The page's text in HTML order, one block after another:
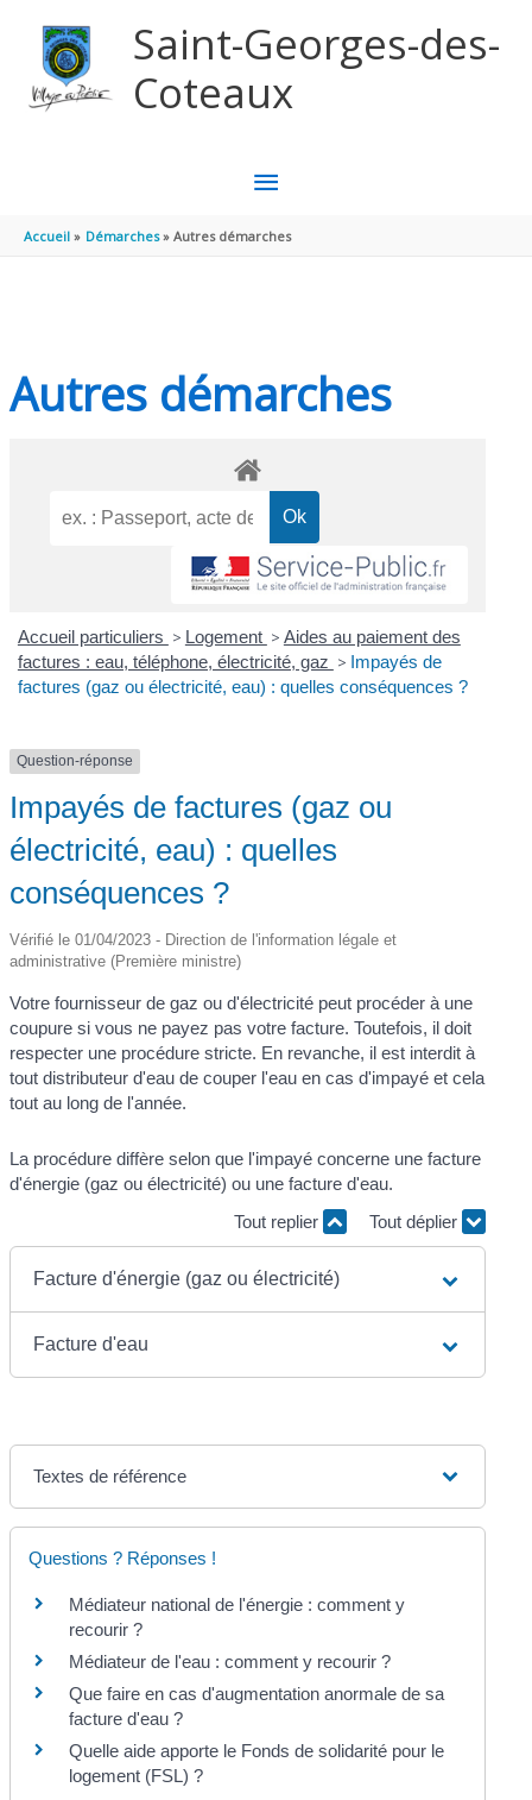
Saint-Georges-des-
Coteaux
MENU
PRINCIPAL
Accueil Démarches Autres démarches
Autres démarches
Accueil particuliers > Logement > Aides au paiement des
factures : eau, téléphone, électricité, gaz > Impayés de
factures (gaz ou électricité, eau) : quelles conséquences ?
Question-réponse
Impayés de factures (gaz ou
électricité, eau) : quelles
conséquences ?
Vérifié le 01/04/2023 - Direction de l'information légale et
administrative (Première ministre)
Votre fournisseur de gaz ou d'électricité peut procéder à une
coupure si vous ne payez pas votre facture. Toutefois, il doit
respecter une procédure stricte. En revanche, il est interdit à
tout distributeur d'eau de couper l'eau en cas d'impayé et cela
tout au long de l'année.
La procédure diffère selon que l'impayé concerne une facture
d'énergie (gaz ou électricité) ou une facture d'eau.
Tout replier
Tout déplier
Facture d'énergie (gaz ou électricité)
Facture d'eau
Textes de référence
Questions ? Réponses !
Médiateur national de l'énergie : comment y
recourir ?
Médiateur de l'eau : comment y recourir ?
Que faire en cas d'augmentation anormale de sa
facture d'eau ?
Quelle aide apporte le Fonds de solidarité pour le
logement (FSL) ?